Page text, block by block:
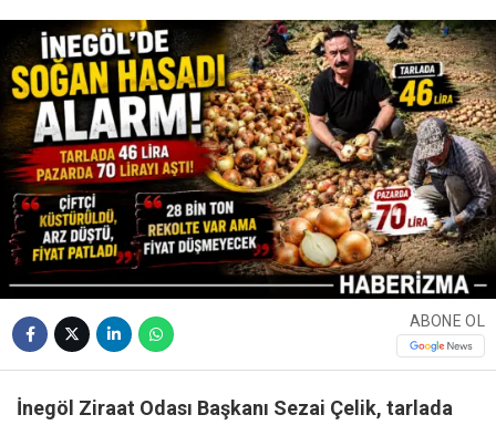
ABONE OL
İnegöl Ziraat Odası Başkanı Sezai Çelik, tarlada